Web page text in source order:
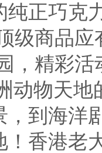
纯正巧克
级商品
，精彩
动物天
，到海洋
！香港老